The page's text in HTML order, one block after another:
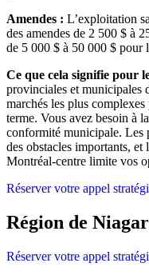
Amendes : L’exploitation
des amendes de 2 500 $ à
de 5 000 $ à 50 000 $ pour
Ce que cela signifie pour
provinciales et municipales
marchés les plus
terme. Vous avez besoin à
conformité municipale. Les
des obstacles importants, et
Montréal-centre limite vos
Réserver votre appel
Région de
Réserver votre appel